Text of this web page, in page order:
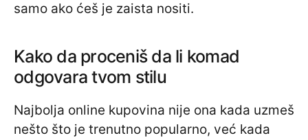
samo ako ćeš je zaista nositi.
Kako da proceniš da li komad
odgovara tvom stilu
Najbolja online kupovina nije ona kada uzmeš
nešto što je trenutno popularno, već kada